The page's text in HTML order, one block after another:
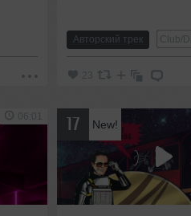
Авторский трек Club/
23
06:01 17 New!